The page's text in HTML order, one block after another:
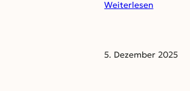
Weiterlesen:
Dezember
5. Dezember 2025